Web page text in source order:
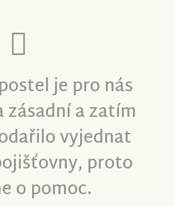
je pro nás
zásadní a zatím
vyjednat
proto
o pomoc.